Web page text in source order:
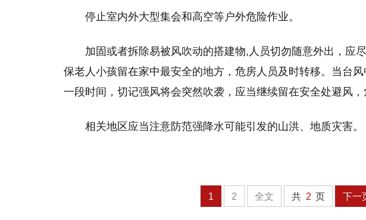
停止室内外大型集会和高空等户外危险作业。
加固或者拆除易被风吹动的搭建物,人员切勿随意外出，应
保老人小孩留在家中最安全的地方，危房人员及时转移。当台
一段时间，切记强风将会突然吹袭，应当继续留在安全处避风，
相关地区应当注意防范强降水可能引发的山洪、地质灾害。
1 2 全文 共 2 页 下一